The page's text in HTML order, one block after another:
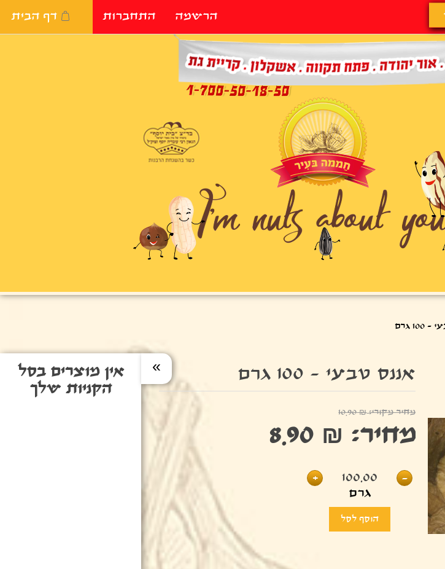
הרשמה התחברות דף הבית
אין מוצרים בסל
הקניות שלך
»
גרם
אננס טבעי - 100 גרם
מחיר מקורי: ₪ 10.90
מחיר: ₪ 8.90
-
100.00
גרם
+